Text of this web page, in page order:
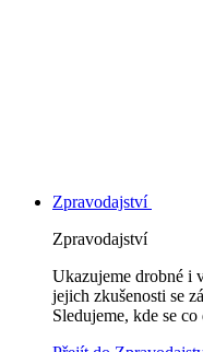
Zpravodajství
Zpravodajství
Ukazujeme drobné i
jejich zkušenosti se
Sledujeme, kde se